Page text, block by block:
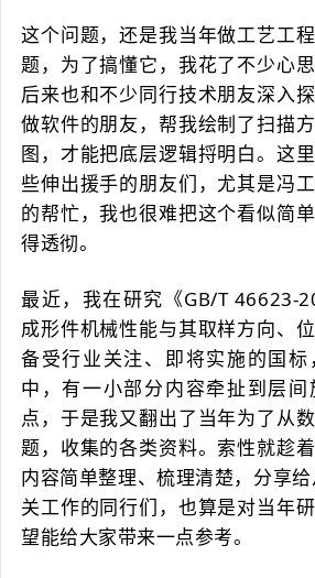
这个问题，还是我当年做工艺工
题，为了搞懂它，我花了不少心思
后来也和不少同行技术朋友深入
做软件的朋友，帮我绘制了扫描
图，才能把底层逻辑捋明白。这
些伸出援手的朋友们，尤其是冯
的帮忙，我也很难把这个看似简
得透彻。
最近，我在研究《GB/T 46623-
成形件机械性能与其取样方向、
备受行业关注、即将实施的国标
中，有一小部分内容牵扯到层
点，于是我又翻出了当年为了从
题，收集的各类资料。索性就趁
内容简单整理、梳理清楚，分享
关工作的同行们，也算是对当年
望能给大家带来一点参考。